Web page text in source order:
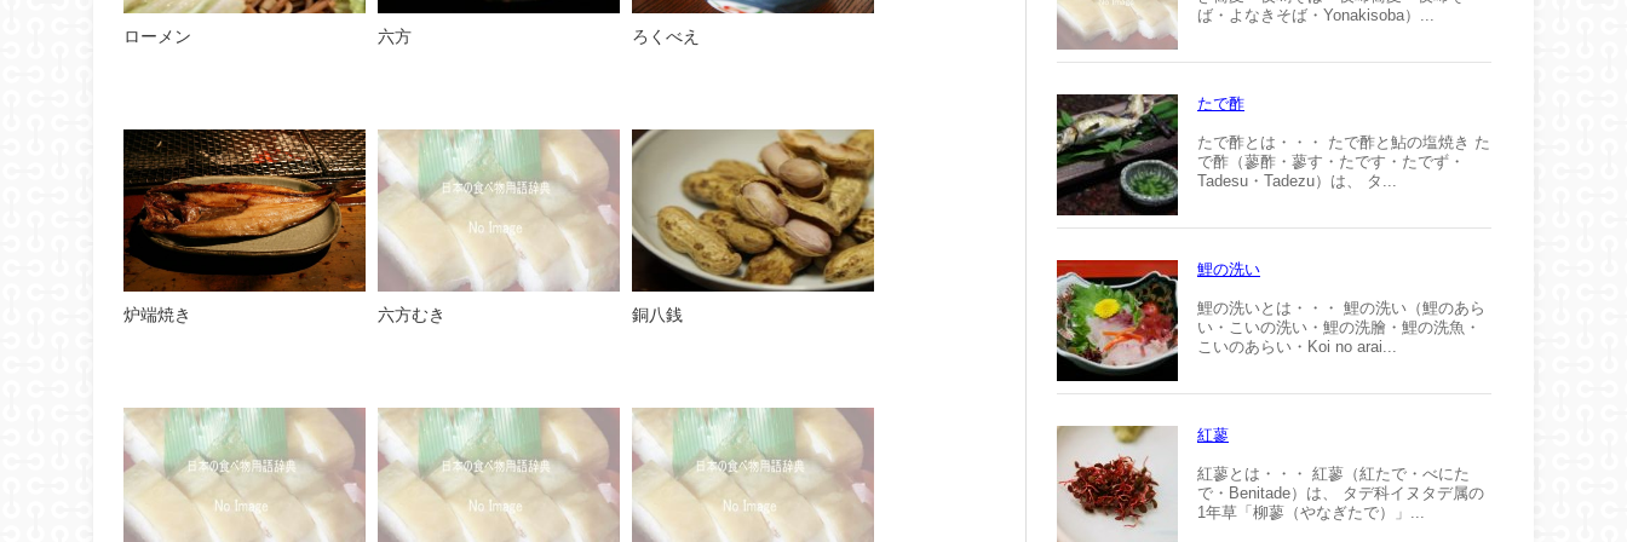
ローメン 六方 ろくべえ
炉端焼き 六方むき 銅八銭
ば・よなきそば・Yonakisoba）...
たで酢
たで酢とは・・・ たで酢と鮎の塩焼き た
で酢（蓼酢・蓼す・たです・たでず・
Tadesu・Tadezu）は、 タ...
鯉の洗い
鯉の洗いとは・・・ 鯉の洗い（鯉のあら
い・こいの洗い・鯉の洗膾・鯉の洗魚・
こいのあらい・Koi no arai...
紅蓼
紅蓼とは・・・ 紅蓼（紅たで・べにた
で・Benitade）は、 タデ科イヌタデ属の
1年草「柳蓼（やなぎたで）」...